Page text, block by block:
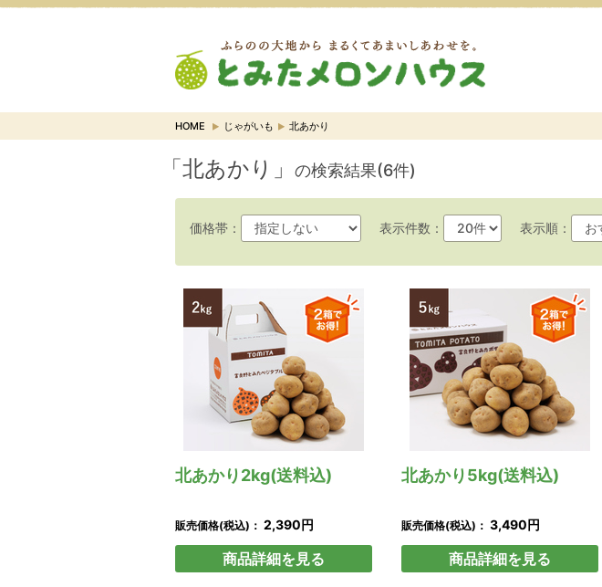
HOME じゃがいも 北あかり
「北あかり」 の検索結果(6件)
価格帯： 表示件数： 表示順：
北あかり2kg(送料込)
販売価格(税込)： 2,390円
商品詳細を見る
北あかり5kg(送料込)
販売価格(税込)： 3,490円
商品詳細を見る